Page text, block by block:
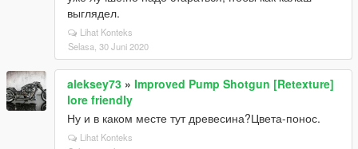
выглядел.
Lihat Konteks
Selasa, 30 Juni 2020
aleksey73 » Improved Pump Shotgun [Retexture]
lore friendly
Ну и в каком месте тут древесина?Цвета-понос.
Lihat Konteks